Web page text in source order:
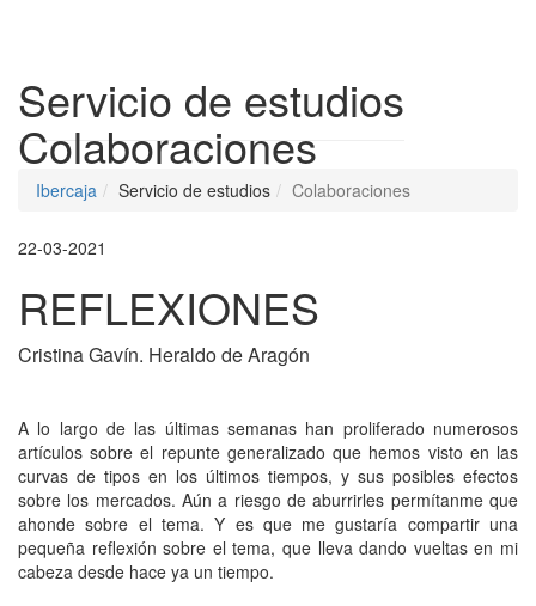
Servicio de estudios
Colaboraciones
Ibercaja Servicio de estudios Colaboraciones
22-03-2021
REFLEXIONES
Cristina Gavín. Heraldo de Aragón
A lo largo de las últimas semanas han proliferado numerosos
artículos sobre el repunte generalizado que hemos visto en las
curvas de tipos en los últimos tiempos, y sus posibles efectos
sobre los mercados. Aún a riesgo de aburrirles permítanme que
ahonde sobre el tema. Y es que me gustaría compartir una
pequeña reflexión sobre el tema, que lleva dando vueltas en mi
cabeza desde hace ya un tiempo.